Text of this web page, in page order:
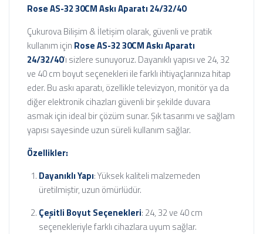
Rose AS-32 30CM Askı Aparatı 24/32/40
Çukurova Bilişim & İletişim olarak, güvenli ve pratik
kullanım için Rose AS-32 30CM Askı Aparatı
24/32/40'ı sizlere sunuyoruz. Dayanıklı yapısı ve 24, 32
ve 40 cm boyut seçenekleri ile farklı ihtiyaçlarınıza hitap
eder. Bu askı aparatı, özellikle televizyon, monitör ya da
diğer elektronik cihazları güvenli bir şekilde duvara
asmak için ideal bir çözüm sunar. Şık tasarımı ve sağlam
yapısı sayesinde uzun süreli kullanım sağlar.
Özellikler:
Dayanıklı Yapı: Yüksek kaliteli malzemeden
üretilmiştir, uzun ömürlüdür.
Çeşitli Boyut Seçenekleri: 24, 32 ve 40 cm
seçenekleriyle farklı cihazlara uyum sağlar.